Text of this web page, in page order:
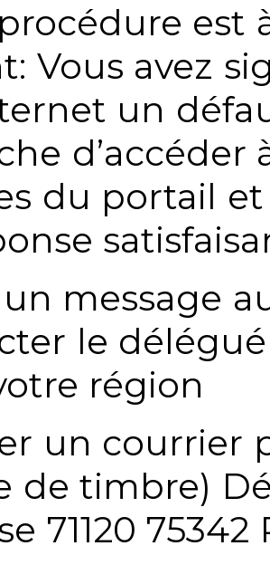
est
Vous avez
un
du portail
message
le
région
un courrier
de timbre)
71120 75342